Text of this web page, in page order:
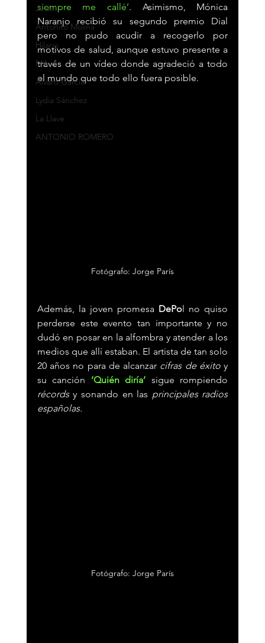
Jedet
Antoñito Molina
Hilario
Milo J
Álvaro García
Lydia Sánchez
La Llave
ANTONIO ROMERO
siempre me callé’. Asimismo, Mónica
Naranjo recibió su segundo premio Dial
pero no pudo acudir a recogerlo por
motivos de salud, aunque estuvo presente a
través de un vídeo donde agradeció a todo
el mundo que todo ello fuera posible.
Fotógrafo: Jorge París
Además, la joven promesa DePol no quiso
perderse este evento tan importante y no
dudó en posar en la alfombra y atender a los
medios que allí estaban. El artista de tan solo
20 años no para de alcanzar cifras de éxito y
su canción ‘Quién diría’
récords y sonando en las principales radios
españolas.
Fotógrafo: Jorge París